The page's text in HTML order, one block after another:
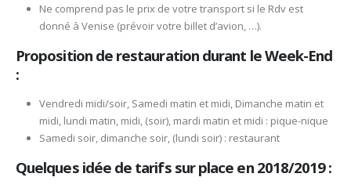
Ne comprend pas le prix de votre transport si le Rdv est
donné à Venise (prévoir votre billet d’avion, …).
Proposition de restauration durant le Week-End
:
Vendredi midi/soir, Samedi matin et midi, Dimanche matin et
midi, lundi matin, midi, (soir), mardi matin et midi : pique-nique
Samedi soir, dimanche soir, (lundi soir) : restaurant
Quelques idée de tarifs sur place en 2018/2019 :